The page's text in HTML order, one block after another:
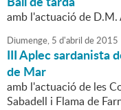
amb l'actuació de D.M.
Diumenge, 5 d'abril de2015
III Aplec sardanista
de Mar
amb l'actuació de les
Sabadell i Flama de